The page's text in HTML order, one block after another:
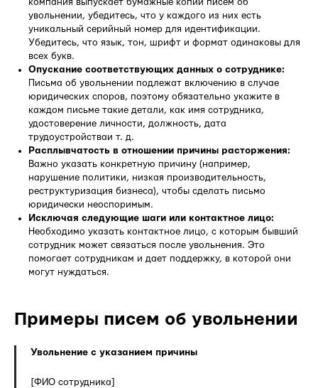
увольнении, убедитесь, что у каждого из них есть
уникальный серийный номер для идентификации.
Убедитесь, что язык, тон, шрифт и формат одинаковы для
всех букв.
Опускание соответствующих данных о сотруднике:
Письма об увольнении подлежат включению в случае
юридических споров, поэтому обязательно укажите в
каждом письме такие детали, как имя сотрудника,
удостоверение личности, должность, дата
трудоустройстваи т. д.
Расплывчатость в отношении причины расторжения:
Важно указать конкретную причину (например,
нарушение политики, низкая производительность,
реструктуризация бизнеса), чтобы сделать письмо
юридически неоспоримым.
Исключая следующие шаги или контактное лицо:
Необходимо указать контактное лицо, с которым бывший
сотрудник может связаться после увольнения. Это
помогает сотрудникам и дает поддержку, в которой они
могут нуждаться.
Примеры писем об увольнении
Увольнение с указанием причины
[ФИО сотрудника]